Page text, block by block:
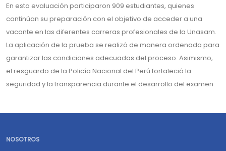
En esta evaluación participaron 909 estudiantes, quienes
continúan su preparación con el objetivo de acceder a una
vacante en las diferentes carreras profesionales de la Unasam.
La aplicación de la prueba se realizó de manera ordenada para
garantizar las condiciones adecuadas del proceso. Asimismo,
el resguardo de la Policía Nacional del Perú fortaleció la
seguridad y la transparencia durante el desarrollo del examen.
NOSOTROS